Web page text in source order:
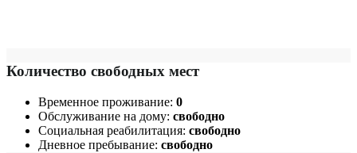
Количество свободных мест
Временное проживание: 0
Обслуживание на дому: свободно
Социальная реабилитация: свободно
Дневное пребывание: свободно